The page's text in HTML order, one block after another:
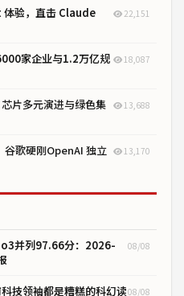
验，直击 Claude
22,151
家企业与1.2万亿规
18,087
片多元演进与绿色集
13,688
歌硬刚OpenAI 独立
13,170
并列97.66分：2026-
08/08
技领袖都是糟糕的科幻读08/08